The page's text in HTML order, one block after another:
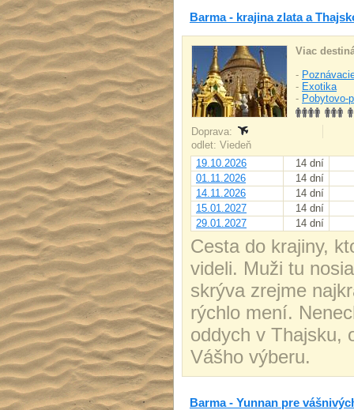
Barma - krajina zlata a
Viac
-
- Exotika
- Pobytovo-
Doprava:
odlet: Viedeň
19.10.2026
14 dní
01.11.2026
14 dní
14.11.2026
14 dní
15.01.2027
14 dní
29.01.2027
14 dní
Cesta do krajiny,
videli. Muži tu
skrýva zrejme
rýchlo mení.
oddych v Thajsku,
Vášho výberu.
Barma - Yunnan pre